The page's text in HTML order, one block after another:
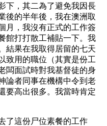
下，其二為了避免我因長
後的半年後，我在澳洲取
月，我沒有正式的工作簽
館打打散工補貼一下。我
結果在我取得居留的七天
致用的職位（其實是份工
闆面試時對我基督徒的身
論者同事在機構中令到老
要高出很多。我當時肯定
了這份尸位素餐的工作